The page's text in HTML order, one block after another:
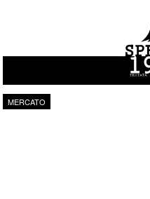
Vai al contenuto
MERCATO